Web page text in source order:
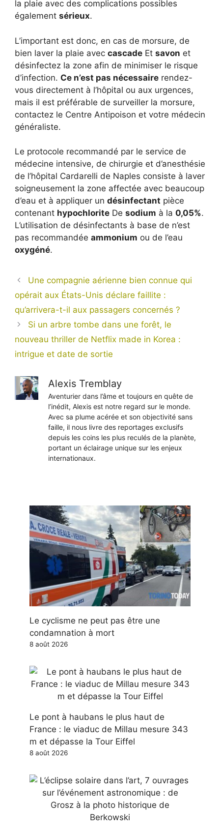
la plaie avec des complications possibles
également sérieux.
L’important est donc, en cas de morsure, de
bien laver la plaie avec cascade Et savon et
désinfectez la zone afin de minimiser le risque
d’infection. Ce n’est pas nécessaire rendez-
vous directement à l’hôpital ou aux urgences,
mais il est préférable de surveiller la morsure,
contactez le Centre Antipoison et votre médecin
généraliste.
Le protocole recommandé par le service de
médecine intensive, de chirurgie et d’anesthésie
de l’hôpital Cardarelli de Naples consiste à laver
soigneusement la zone affectée avec beaucoup
d’eau et à appliquer un désinfectant pièce
contenant hypochlorite De sodium à la 0,05%.
L’utilisation de désinfectants à base de n’est
pas recommandée ammonium ou de l’eau
oxygéné.
Une compagnie aérienne bien connue qui
opérait aux États-Unis déclare faillite :
qu’arrivera-t-il aux passagers concernés ?
Si un arbre tombe dans une forêt, le
nouveau thriller de Netflix made in Korea :
intrigue et date de sortie
Alexis Tremblay
Aventurier dans l’âme et toujours en quête de
l’inédit, Alexis est notre regard sur le monde.
Avec sa plume acérée et son objectivité sans
faille, il nous livre des reportages exclusifs
depuis les coins les plus reculés de la planète,
portant un éclairage unique sur les enjeux
internationaux.
Le cyclisme ne peut pas être une
condamnation à mort
8 août 2026
Le pont à haubans le plus haut de
France : le viaduc de Millau mesure 343
m et dépasse la Tour Eiffel
8 août 2026